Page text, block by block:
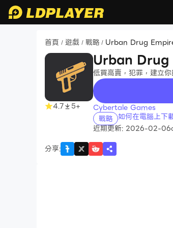
首頁 / 遊戲 / 戰略 / Urban Drug
4.7 5+
Urban
低買高賣，犯罪，建立你
recommend
Cybertale Games
戰略 如何在電腦上
近期更新: 2026-02-06
分享: